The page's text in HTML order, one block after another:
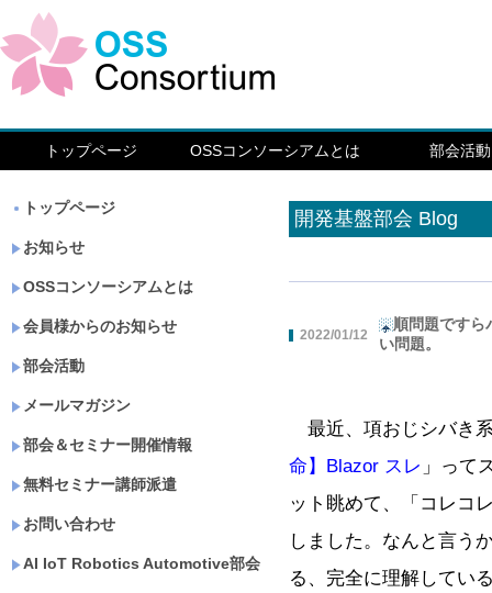
トップページ OSSコンソーシアムとは 部会活動
トップページ
お知らせ
OSSコンソーシアムとは
会員様からのお知らせ
部会活動
メールマガジン
部会＆セミナー開催情報
無料セミナー講師派遣
お問い合わせ
AI IoT Robotics Automotive部会
開発基盤部会 Blog
2022/01/12
順問題ですら
い問題。
最近、項おじシバき
命】Blazor スレ 」って
ット眺めて、「コレコ
しました。なんと言う
る、完全に理解してい